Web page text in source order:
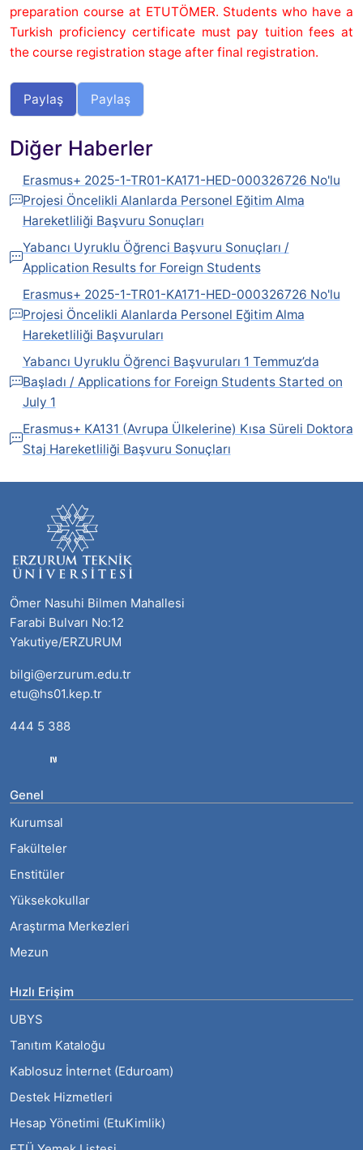
preparation course at ETUTÖMER. Students who have a
Turkish proficiency certificate must pay tuition fees at
the course registration stage after final registration.
Paylaş Paylaş
Diğer Haberler
Erasmus+ 2025-1-TR01-KA171-HED-000326726 No'lu
Projesi Öncelikli Alanlarda Personel Eğitim Alma
Hareketliliği Başvuru Sonuçları
Yabancı Uyruklu Öğrenci Başvuru Sonuçları /
Application Results for Foreign Students
Erasmus+ 2025-1-TR01-KA171-HED-000326726 No'lu
Projesi Öncelikli Alanlarda Personel Eğitim Alma
Hareketliliği Başvuruları
Yabancı Uyruklu Öğrenci Başvuruları 1 Temmuz’da
Başladı / Applications for Foreign Students Started on
July 1
Erasmus+ KA131 (Avrupa Ülkelerine) Kısa Süreli Doktora
Staj Hareketliliği Başvuru Sonuçları
Ömer Nasuhi Bilmen Mahallesi
Farabi Bulvarı No:12
Yakutiye/ERZURUM
bilgi@erzurum.edu.tr
etu@hs01.kep.tr
444 5 388
Genel
Kurumsal
Fakülteler
Enstitüler
Yüksekokullar
Araştırma Merkezleri
Mezun
Hızlı Erişim
UBYS
Tanıtım Kataloğu
Kablosuz İnternet (Eduroam)
Destek Hizmetleri
Hesap Yönetimi (EtuKimlik)